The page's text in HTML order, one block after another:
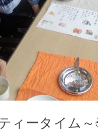
ィータイム